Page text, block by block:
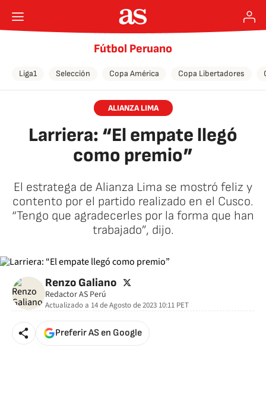
Fútbol Peruano
Liga1 Selección Copa América Copa Libertadores
ALIANZA LIMA
Larriera: “El empate llegó
como premio”
El estratega de Alianza Lima se mostró feliz y
contento por el partido realizado en el Cusco.
“Tengo que agradecerles por la forma que han
trabajado”, dijo.
Renzo Galiano twitter
Redactor AS Perú
Actualizado a 14 de Agosto de 2023 10:11 PET
Preferir AS en Google